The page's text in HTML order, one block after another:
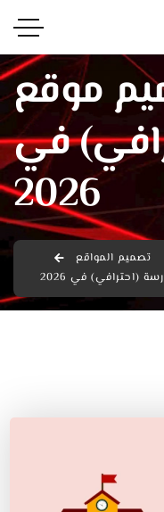
موقع
في
2026
تصميم المواقع
(احترافي) في 2026